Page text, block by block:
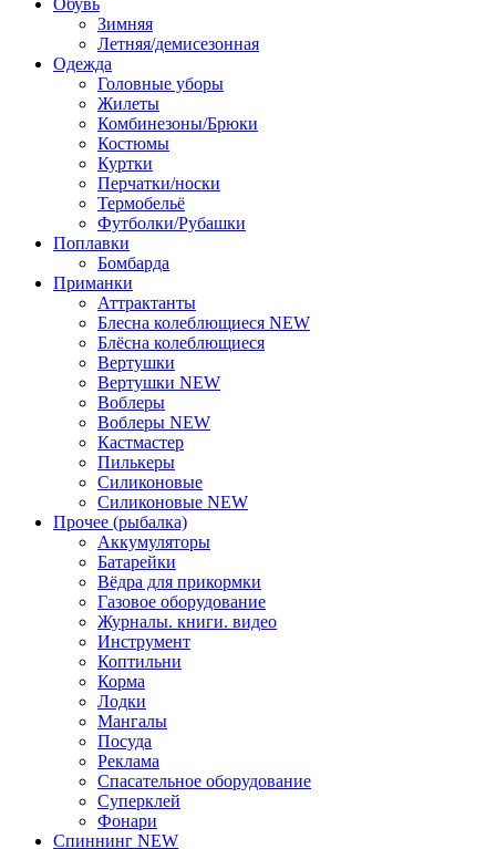
Обувь
Зимняя
Летняя/демисезонная
Одежда
Головные уборы
Жилеты
Комбинезоны/Брюки
Костюмы
Куртки
Перчатки/носки
Термобельё
Футболки/Рубашки
Поплавки
Бомбарда
Приманки
Аттрактанты
Блеснa колеблющиеся NEW
Блёсна колеблющиеся
Вертушки
Вертушки NEW
Воблеры
Воблеры NEW
Кастмастер
Пилькеры
Силиконовые
Силиконовые NEW
Прочее (рыбалка)
Аккумуляторы
Батарейки
Вёдра для прикормки
Газовое оборудование
Журналы. книги. видео
Инструмент
Коптильни
Корма
Лодки
Мангалы
Посуда
Реклама
Спасательное оборудование
Суперклей
Фонари
Спиннинг NEW